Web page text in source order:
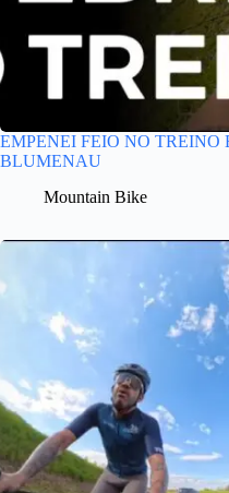
EMPENEI FEIO NO TREINO
BLUMENAU
Mountain Bike